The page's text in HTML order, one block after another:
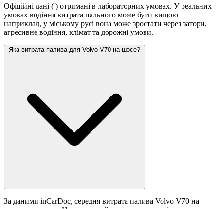
Офіційні дані ( ) отримані в лабораторних умовах. У реальних
умовах водіння витрата пального може бути вищою -
наприклад, у міському русі вона може зростати через затори,
агресивне водіння, клімат та дорожні умови.
Яка витрата палива для Volvo V70 на шосе?
За даними inCarDoc, середня витрата палива Volvo V70 на